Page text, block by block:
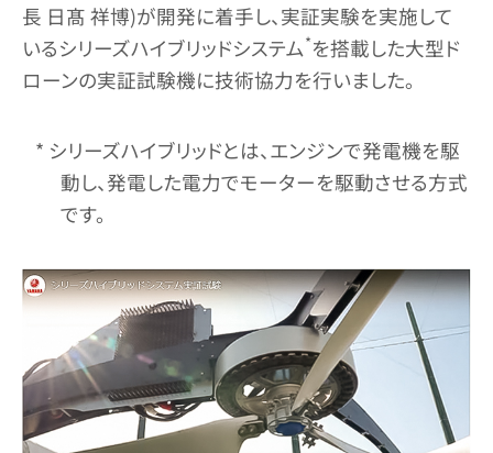
長 日髙 祥博)が開発に着手し、実証実験を実施して
いるシリーズハイブリッドシステム*を搭載した大型ド
ローンの実証試験機に技術協力を行いました。
* シリーズハイブリッドとは、エンジンで発電機を駆
動し、発電した電力でモーターを駆動させる方式
です。